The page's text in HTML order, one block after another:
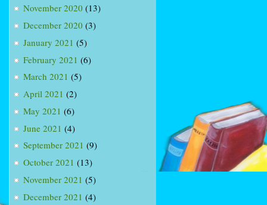
November 2020 (13)
December 2020 (3)
January 2021 (5)
February 2021 (6)
March 2021 (5)
April 2021 (2)
May 2021 (6)
June 2021 (4)
September 2021 (9)
October 2021 (13)
November 2021 (5)
December 2021 (4)